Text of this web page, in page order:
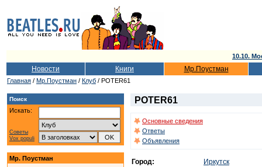
10.10.
Новости Книги Мр.Поустман
Главная / Мр.Поустман / Клуб / POTER61
Поиск
Искать:
Советы
Vox populi
Мр. Поустман
POTER61
Основные сведения
Ответы
Объявления
Город:
Иркутск